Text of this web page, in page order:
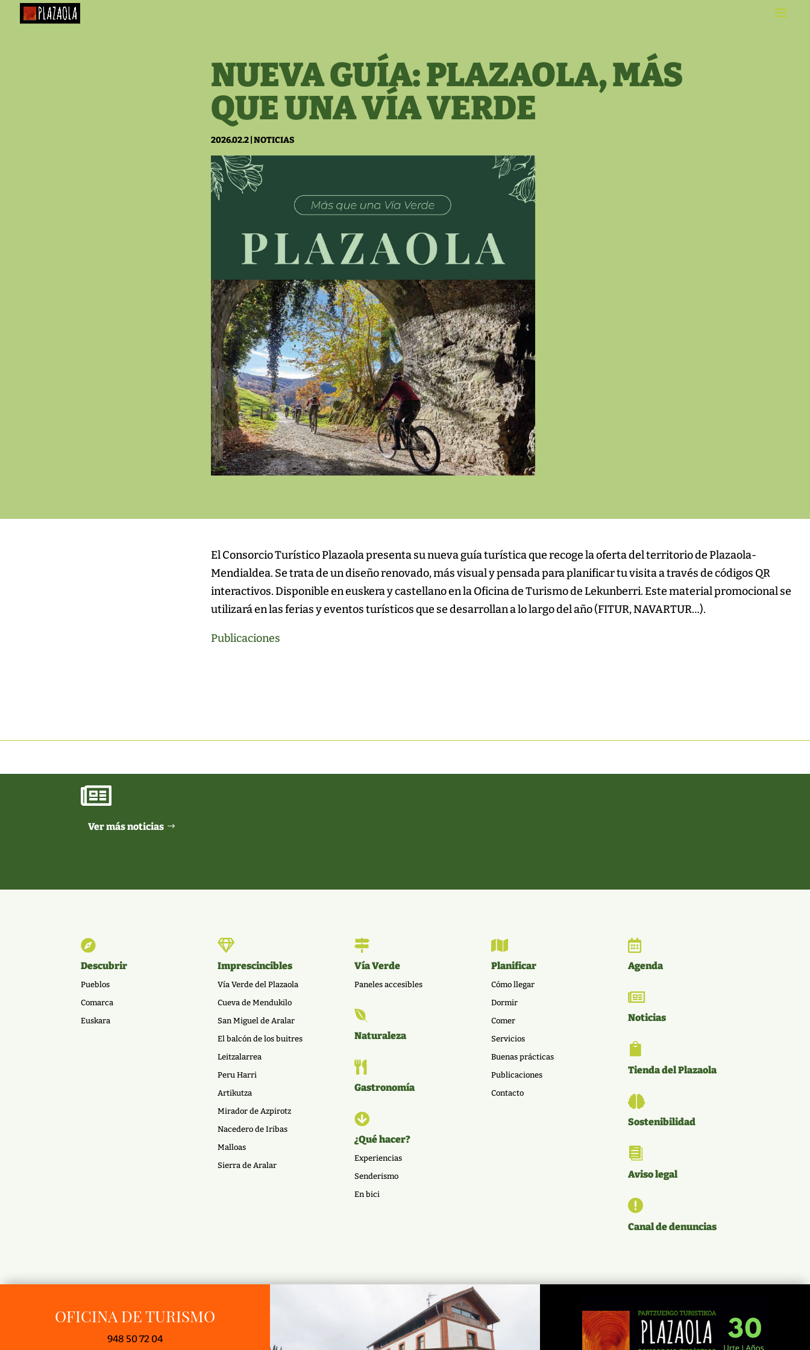
NUEVA GUÍA: PLAZAOLA, MÁS
QUE UNA VÍA VERDE
2026.02.2 NOTICIAS
El Consorcio Turístico Plazaola presenta su nueva guía turística que recoge la oferta del territorio de Plazaola-
Mendialdea. Se trata de un diseño renovado, más visual y pensada para planificar tu visita a través de códigos QR
interactivos. Disponible en euskera y castellano en la Oficina de Turismo de Lekunberri. Este material promocional se
utilizará en las ferias y eventos turísticos que se desarrollan a lo largo del año (FITUR, NAVARTUR…).
Publicaciones

Ver más noticias

Descubrir
Pueblos
Comarca
Euskara

Imprescincibles
Vía Verde del Plazaola
Cueva de Mendukilo
San Miguel de Aralar
El balcón de los buitres
Leitzalarrea
Peru Harri
Artikutza
Mirador de Azpirotz
Nacedero de Iribas
Malloas
Sierra de Aralar

Vía Verde
Paneles accesibles

Naturaleza

Gastronomía

¿Qué hacer?
Experiencias
Senderismo
En bici

Planificar
Cómo llegar
Dormir
Comer
Servicios
Buenas prácticas
Publicaciones
Contacto

Agenda

Noticias

Tienda del Plazaola

Sostenibilidad

Aviso legal

Canal de denuncias
OFICINA DE TURISMO
948 50 72 04